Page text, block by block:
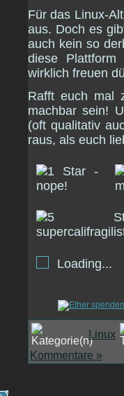
Für das Linux-
aus. Doch es
auch kein so
diese
wirklich freuen
Rafft euch mal
machbar sein!
(oft qualitativ
raus, als euch
Loading...
Linux
Kommentare »